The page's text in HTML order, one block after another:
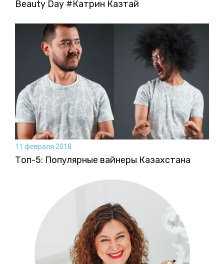
Beauty Day #Катрин Казтай
11 февраля 2018
Топ-5: Популярные вайнеры Казахстана